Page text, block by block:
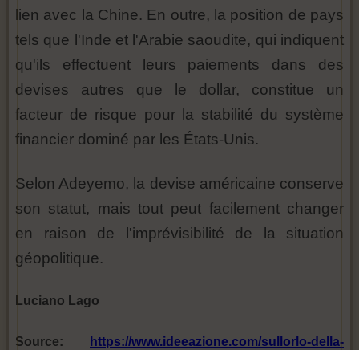
lien avec la Chine. En outre, la position de pays
tels que l'Inde et l'Arabie saoudite, qui indiquent
qu'ils effectuent leurs paiements dans des
devises autres que le dollar, constitue un
facteur de risque pour la stabilité du système
financier dominé par les États-Unis.
Selon Adeyemo, la devise américaine conserve
son statut, mais tout peut facilement changer
en raison de l'imprévisibilité de la situation
géopolitique.
Luciano Lago
Source:
https://www.ideeazione.com/sullorlo-della-